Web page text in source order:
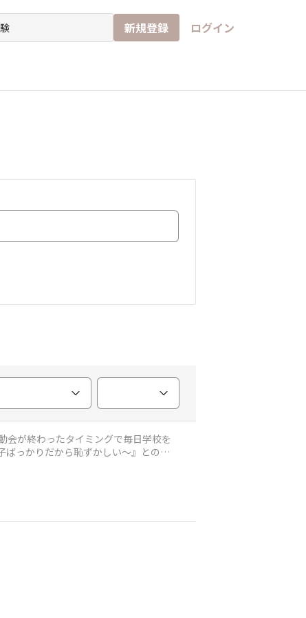
新規登録 ログイン
会が終わったタイミングで毎日学校を
っかりだから恥ずかしい〜』とのこ